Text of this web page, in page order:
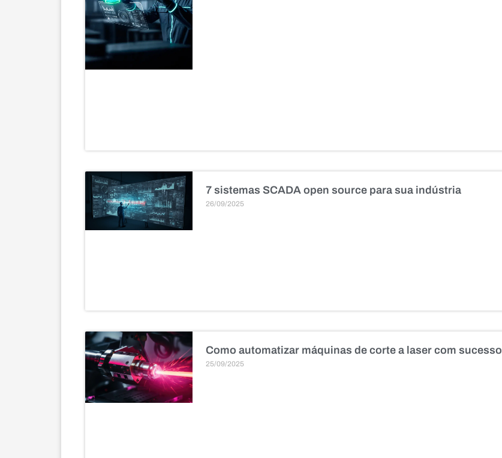
7 sistemas SCADA open source para sua indústria
26/09/2025
Como automatizar máquinas de corte a laser com sucesso
25/09/2025